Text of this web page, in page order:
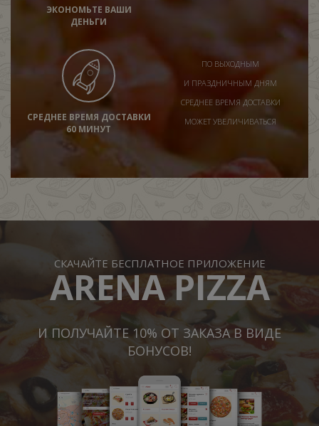
ЭКОНОМЬТЕ ВАШИ
ДЕНЬГИ
СРЕДНЕЕ ВРЕМЯ ДОСТАВКИ
60 МИНУТ
ПО ВЫХОДНЫМ
И ПРАЗДНИЧНЫМ ДНЯМ
СРЕДНЕЕ ВРЕМЯ ДОСТАВКИ
МОЖЕТ УВЕЛИЧИВАТЬСЯ
СКАЧАЙТЕ БЕСПЛАТНОЕ ПРИЛОЖЕНИЕ
ARENA PIZZA
И ПОЛУЧАЙТЕ 10% ОТ ЗАКАЗА В ВИДЕ
БОНУСОВ!